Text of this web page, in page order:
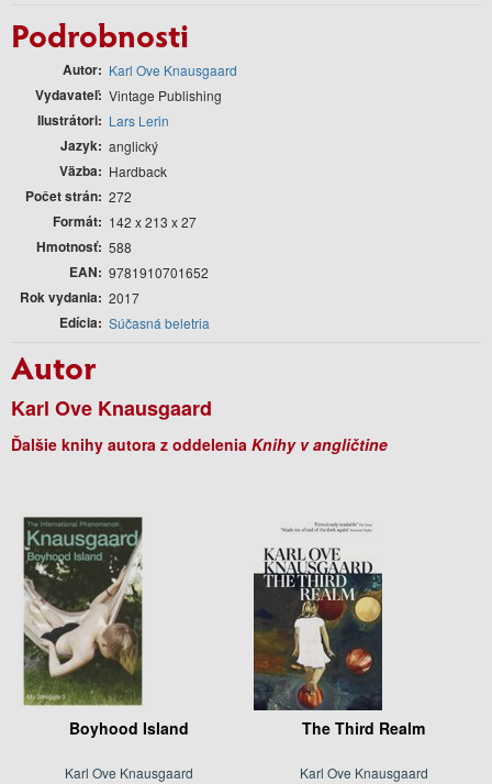
Podrobnosti
Autor Karl Ove Knausgaard
Vydavateľ Vintage Publishing
Ilustrátori Lars Lerin
Jazyk anglický
Väzba Hardback
Počet strán 272
Formát 142 x 213 x 27
Hmotnosť 588
EAN 9781910701652
Rok vydania 2017
Edícia Súčasná beletria
Autor
Karl Ove Knausgaard
Ďalšie knihy autora z oddelenia Knihy v angličtine
Boyhood Island
Karl Ove Knausgaard
The Third Realm
Karl Ove Knausgaard